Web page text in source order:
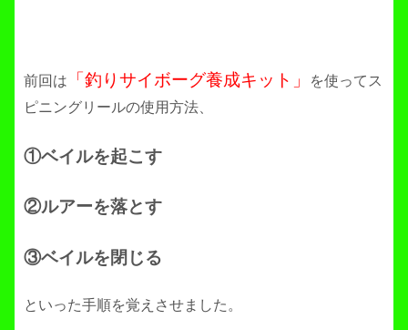
前回は 「釣りサイボーグ養成キット」
を使ってス
ピニングリールの使用方法、
①ベイルを起こす
②ルアーを落とす
③ベイルを閉じる
といった手順を覚えさせました。